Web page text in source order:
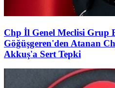
Chp İl Genel Meclisi Grup
Göğüşgeren'den Atanan
Akkuş'a Sert Tepki